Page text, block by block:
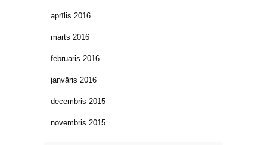
aprīlis 2016
marts 2016
februāris 2016
janvāris 2016
decembris 2015
novembris 2015